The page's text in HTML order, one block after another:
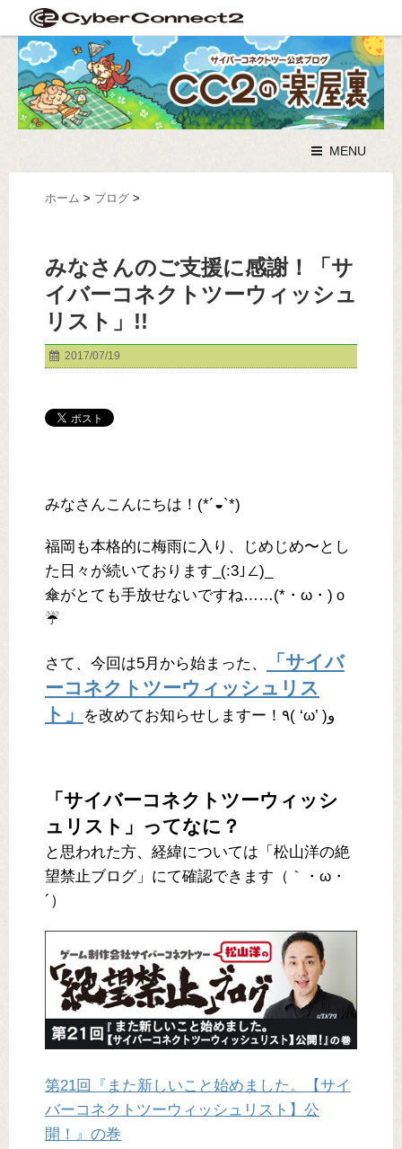
MENU
ホーム > ブログ >
みなさんのご支援に感謝！「サ
イバーコネクトツーウィッシュ
リスト」!!
2017/07/19
みなさんこんにちは！(*´◒`*)
福岡も本格的に梅雨に入り、じめじめ〜とし
た日々が続いております_(:3｣∠)_
傘がとても手放せないですね……(*・ω・)ｏ
☔️
さて、今回は5月から始まった、
「サイバ
ーコネクトツーウィッシュリス
ト」
を改めてお知らせしますー！٩( ‘ω’ )و
「サイバーコネクトツーウィッシ
ュリスト」ってなに？
と思われた方、経緯については「松山洋の絶
望禁止ブログ」にて確認できます（｀・ω・
´）
第21回『また新しいこと始めました。【サイ
バーコネクトツーウィッシュリスト】公
開！』の巻